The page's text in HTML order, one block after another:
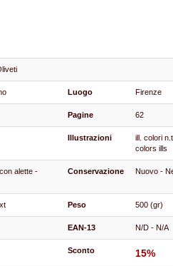
Luogo Firenze
Pagine 62
Illustrazioni
ill. colori
colors ills
alette -
Conservazione Nuovo -
Peso 500 (gr)
EAN-13 N/D - N/A
Sconto 15%